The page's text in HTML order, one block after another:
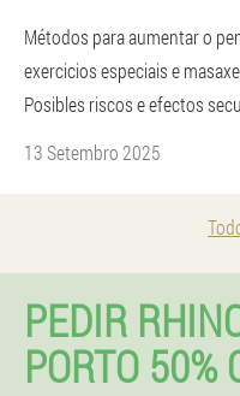
Métodos para aumentar o
exercicios especiais e
Posibles riscos e efectos
13 Setembro 2025
PEDIR
PORTO 50%